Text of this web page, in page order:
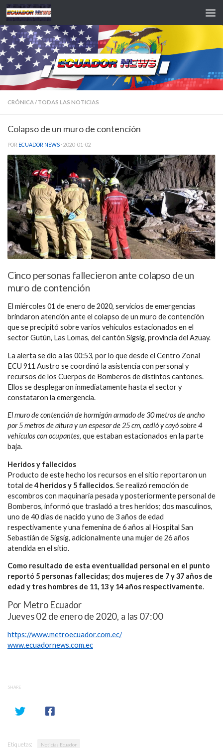
Saltar al contenido
CRÓNICA/ TODAS LAS NOTICIAS
Colapso de un muro de contención
POR ECUADOR NEWS · 2020-01-02
Cinco personas fallecieron ante colapso de un
muro de contención
El miércoles 01 de enero de 2020, servicios de emergencias
brindaron atención ante el colapso de un muro de contención
que se precipitó sobre varios vehículos estacionados en el
sector Gutún, Las Lomas, del cantón Sigsig, provincia del Azuay.
La alerta se dio a las 00:53, por lo que desde el Centro Zonal
ECU 911 Austro se coordinó la asistencia con personal y
recursos de los Cuerpos de Bomberos de distintos cantones.
Ellos se desplegaron inmediatamente hasta el sector y
constataron la emergencia.
El muro de contención de hormigón armado de 30 metros de ancho
por 5 metros de altura y un espesor de 25 cm, cedió y cayó sobre 4
vehículos con ocupantes, que estaban estacionados en la parte
baja.
Heridos y fallecidos
Producto de este hecho los recursos en el sitio reportaron un
total de4 heridos y 5 fallecidos. Se realizó remoción de
escombros con maquinaria pesada y posteriormente personal de
Bomberos, informó que trasladó a tres heridos; dos masculinos,
uno de 40 días de nacido y uno de 3 años de edad
respectivamente y una femenina de 6 años al Hospital San
Sebastián de Sigsig, adicionalmente una mujer de 26 años
atendida en el sitio.
Como resultado de esta eventualidad personal en el punto
reportó 5 personas fallecidas; dos mujeres de 7 y 37 años de
edad y tres hombres de 11, 13 y 14 años respectivamente.
Por Metro Ecuador
Jueves 02 de enero de 2020, a las 07:00
https://www.metroecuador.com.ec/
www.ecuadornews.com.ec
SHARE
Etiquetas: Noticias Ecuador